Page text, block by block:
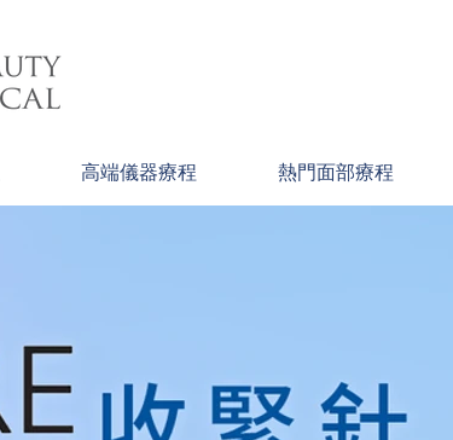
高端儀器療程 熱門面部療程